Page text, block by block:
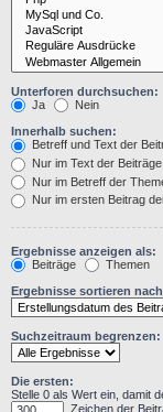
Unterforen durchsuchen:
Ja
Nein
Innerhalb suchen:
Betreff und Text der
Nur im Text der Beiträge
Nur im Betreff der
Nur im ersten Beitrag
Ergebnisse anzeigen als:
Beiträge
Themen
Ergebnisse sortieren
Suchzeitraum begrenzen:
Die ersten:
Stelle 0 als Wert ein, damit
Zeichen der